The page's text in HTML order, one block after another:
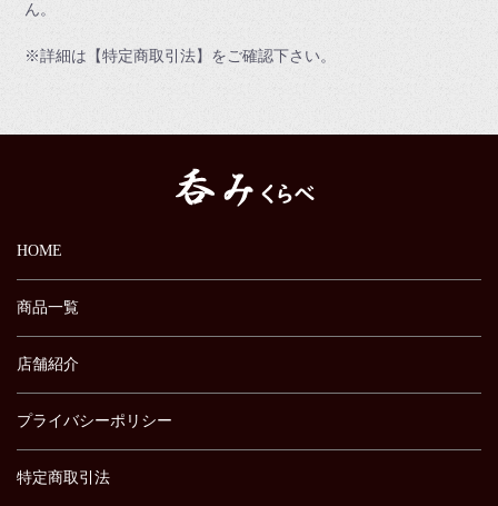
ん。
※詳細は【特定商取引法】をご確認下さい。
HOME
商品一覧
店舗紹介
プライバシーポリシー
特定商取引法